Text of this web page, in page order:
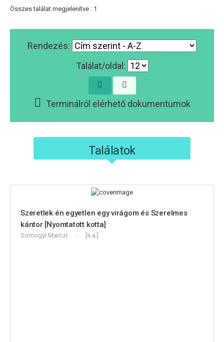
Összes találat megjelenítve : 1
Rendezés:
Találat/oldal:
Terminálról elérhető dokumentumok
Találatok
Szeretlek én egyetlen egy virágom és Szerelmes
kántor [Nyomtatott kotta]
Somogyi Marczi [s.a.]